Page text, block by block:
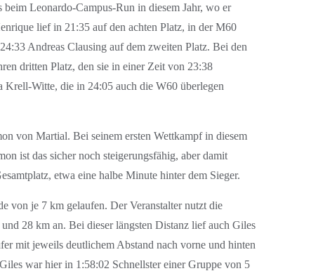
Leonardo-Campus-Run in diesem Jahr, wo er
lief in 21:35 auf den achten Platz, in der M60
Andreas Clausing auf dem zweiten Platz. Bei den
dritten Platz, den sie in einer Zeit von 23:38
Witte, die in 24:05 auch die W60 überlegen
von Martial. Bei seinem ersten Wettkampf in diesem
ist das sicher noch steigerungsfähig, aber damit
etwa eine halbe Minute hinter dem Sieger.
von je 7 km gelaufen. Der Veranstalter nutzt die
28 km an. Bei dieser längsten Distanz lief auch Giles
mit jeweils deutlichem Abstand nach vorne und hinten
war hier in 1:58:02 Schnellster einer Gruppe von 5